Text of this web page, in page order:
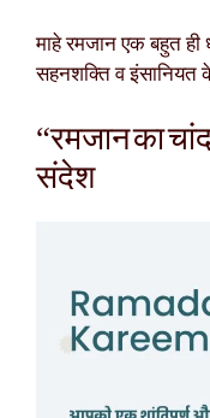
माहे रमजान एक बहुत ही
सहनशक्ति व इंसानियत
“रमजान का
संदेश